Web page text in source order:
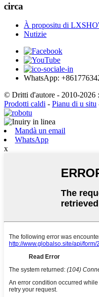
circa
À propositu di
Nutizie
WhatsApp:
© Dritti d'autore - 2010-2026
Prodotti caldi - Pianu di u situ
Mandà un email
WhatsApp
x